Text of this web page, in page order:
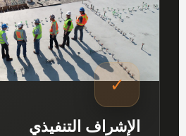
✓
الإشراف التنفيذي